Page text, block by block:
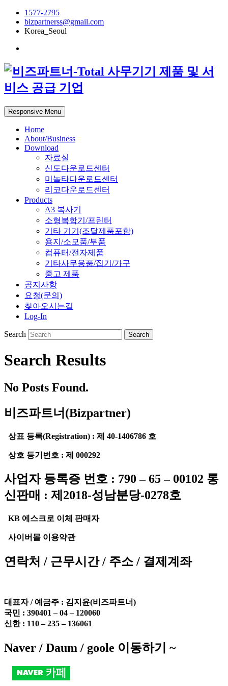
1577-2795
bizpartnerss@gmail.com
Korea_Seoul
Responsive Menu
Home
About/Business
Download
자료실
신도다운로드센터
미놀타다운로드센터
리코다운로드센터
Products
A3 복사기
소형복합기/프린터
기타 기기(조달제품포함)
용지/소모품/부품
컴퓨터/전자제품
기타사무용품/집기/가구
중고 제품
공지사항
요청(문의)
찾아오시는길
Log-In
Search
Search Results
No Posts Found.
비즈파트너(Bizpartner)
상표 등록(Registration) : 제 40-1406786 호
상호 등기번호 : 제 000292
사업자 등록증 번호 : 790 – 65 – 00102 통
신판매 : 제2018-성남분당-0278호
KB 에스크로 이체 판매자
사이버몰 이용약관
연락처 / 근무시간 / 주소 / 결제계좌
대표자 / 예금주 : 김지윤(비즈파트너)
국민 : 390401 – 04 – 120060
신한 : 110 – 235 – 136061
Naver / Daum / goole 이동하기 ~